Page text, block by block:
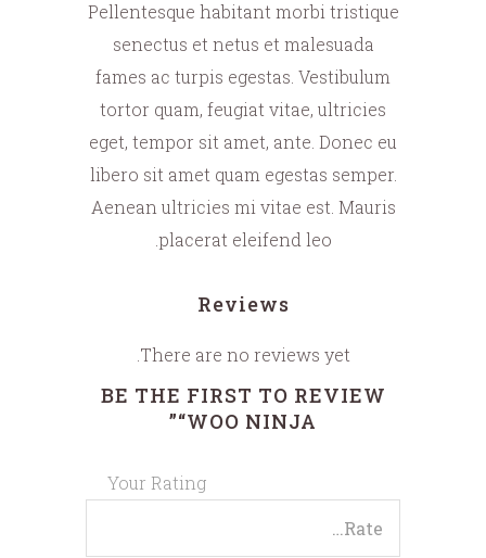
Pellentesque habitant morbi tristique
senectus et netus et malesuada
fames ac turpis egestas. Vestibulum
tortor quam, feugiat vitae, ultricies
eget, tempor sit amet, ante. Donec eu
libero sit amet quam egestas semper.
Aenean ultricies mi vitae est. Mauris
placerat eleifend leo.
Reviews
There are no reviews yet.
BE THE FIRST TO REVIEW
“WOO NINJA”
Your Rating